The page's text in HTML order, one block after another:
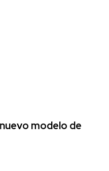
modelo de